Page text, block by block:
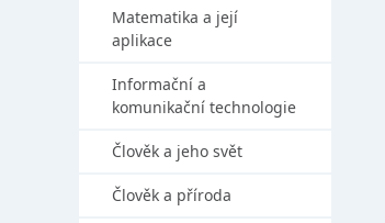
Matematika a její
aplikace
Informační a
komunikační technologie
Člověk a jeho svět
Člověk a příroda